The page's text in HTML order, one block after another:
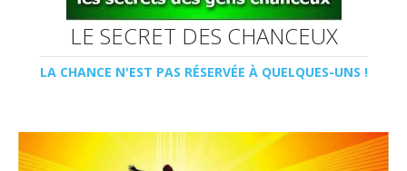
LE SECRET DES CHANCEUX
LA CHANCE N'EST PAS RÉSERVÉE À QUELQUES-UNS !